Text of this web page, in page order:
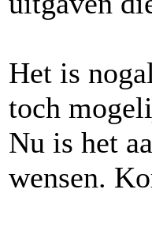
Het is
toch
Nu is het
wensen.